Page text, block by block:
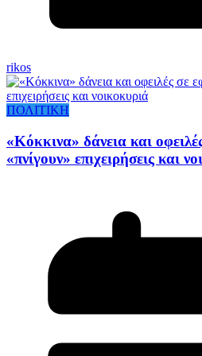
rikos
ΠΟΛΙΤΙΚΗ
«Κόκκινα» δάνεια και
«πνίγουν» επιχειρήσεις και